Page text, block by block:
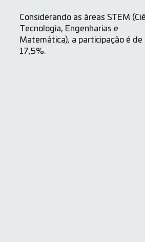
Considerando as áreas STEM
Tecnologia, Engenharias e
Matemática), a participação é de
17,5%.